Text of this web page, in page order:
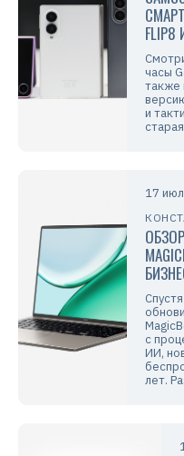
часы
также
и
17
с
ИИ,
лет.